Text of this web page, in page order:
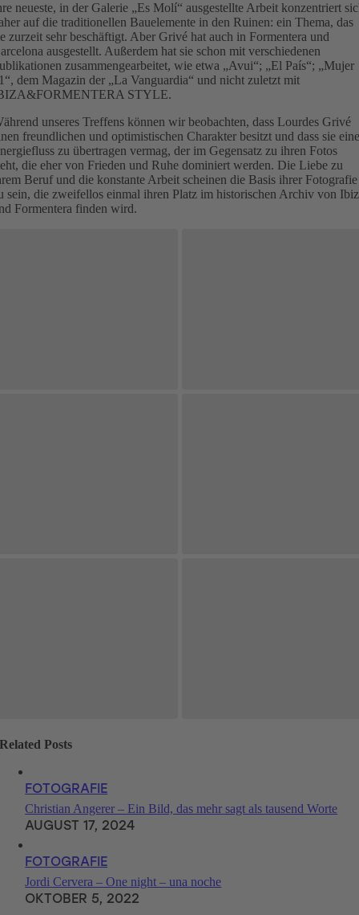
neueste, in der Galerie „Es Molí“ ausgestellte Arbeit konzentriert
auf die traditionellen Bauelemente in den Ruinen: ein Thema, das
zurzeit sehr beschäftigt. Aber Grivé hat auch in Formentera und
ausgestellt. Außerdem hat sie schon mit verschiedenen
zusammengearbeitet, wie etwa „Avui“; „El País“; „Mujer
dem Magazin der „La Vanguardia“ und nicht zuletzt mit
STYLE.
unseres Treffens können wir beobachten, dass Lourdes Grivé
freundlichen und optimistischen Charakter besitzt und dass sie
zu übertragen vermag, der im Gegensatz zu ihren Fotos
die eher von Frieden und Ruhe dominiert werden. Die Liebe zu
Beruf und die konstante Arbeit scheinen die Basis ihrer Fotografie
sein, die zweifellos einmal ihren Platz im historischen Archiv von
Formentera finden wird.
Related Posts
FOTOGRAFIE
Christian Angerer – Ein Bild, das mehr sagt als tausend Worte
AUGUST 17, 2024
FOTOGRAFIE
Jordi Cervera – One night – una noche
OKTOBER 5, 2022